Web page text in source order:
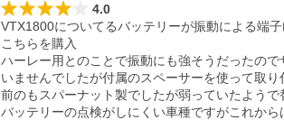
4.0
VTX1800についてるバッテリーが振動による端
こちらを購入
ハーレー用とのことで振動にも強そうだったの
いませんでしたが付属のスペーサーを使って取り
前のもスパーナット製でしたが弱っていたよう
バッテリーの点検がしにくい車種ですがこれか